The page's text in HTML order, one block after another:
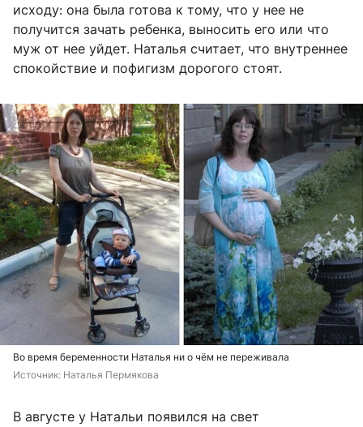
исходу: она была готова к тому, что у нее не
получится зачать ребенка, выносить его или что
муж от нее уйдет. Наталья считает, что внутреннее
спокойствие и пофигизм дорогого стоят.
Во время беременности Наталья ни о чём не переживала
Источник: Наталья Пермякова
В августе у Натальи появился на свет